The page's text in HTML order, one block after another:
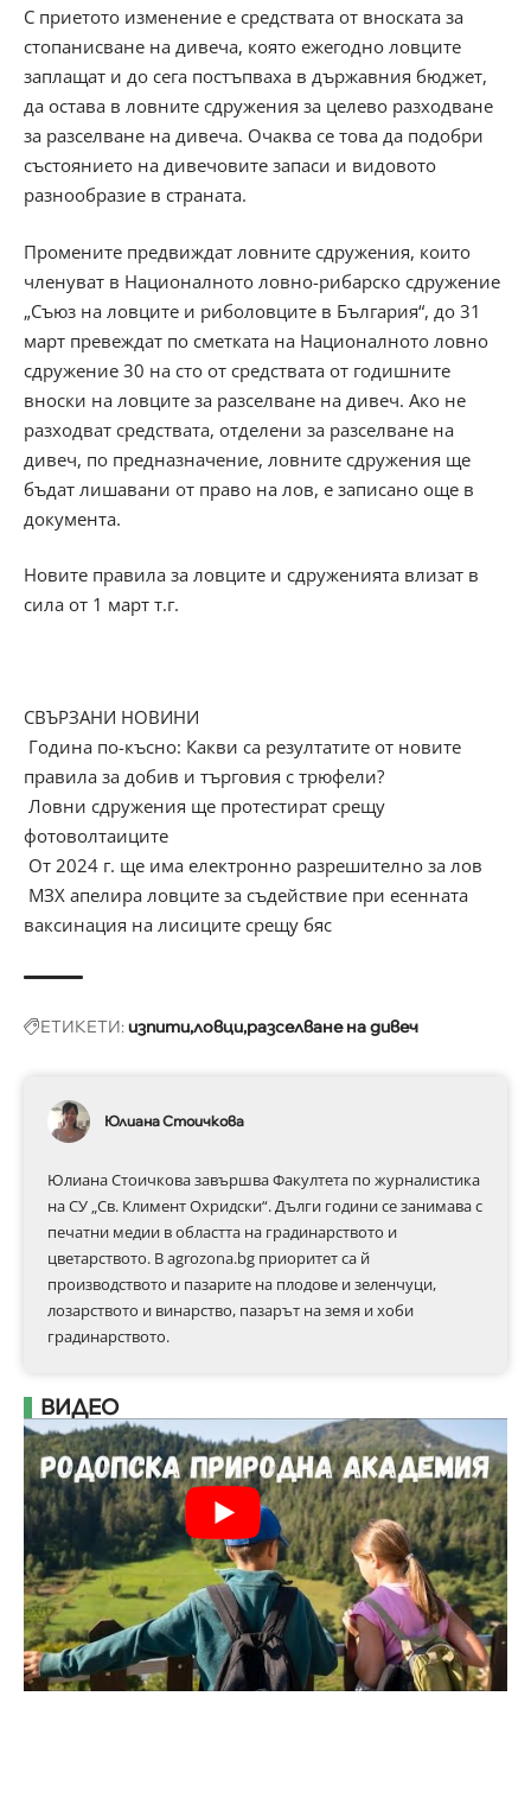
С приетото изменение е средствата от вноската за
стопанисване на дивеча, която ежегодно ловците
заплащат и до сега постъпваха в държавния бюджет,
да остава в ловните сдружения за целево разходване
за разселване на дивеча. Очаква се това да подобри
състоянието на дивечовите запаси и видовото
разнообразие в страната.
Промените предвиждат ловните сдружения, които
членуват в Националното ловно-рибарско сдружение
„Съюз на ловците и риболовците в България“, до 31
март превеждат по сметката на Националното ловно
сдружение 30 на сто от средствата от годишните
вноски на ловците за разселване на дивеч. Ако не
разходват средствата, отделени за разселване на
дивеч, по предназначение, ловните сдружения ще
бъдат лишавани от право на лов, е записано още в
документа.
Новите правила за ловците и сдруженията влизат в
сила от 1 март т.г.
СВЪРЗАНИ НОВИНИ
Година по-късно: Какви са резултатите от новите
правила за добив и търговия с трюфели?
Ловни сдружения ще протестират срещу
фотоволтаиците
От 2024 г. ще има електронно разрешително за лов
МЗХ апелира ловците за съдействие при есенната
ваксинация на лисиците срещу бяс
ЕТИКЕТИ:изпитиловци разселване на дивеч
Юлиана Стоичкова
Юлиана Стоичкова завършва Факултета по журналистика
на СУ „Св. Климент Охридски“. Дълги години се занимава с
печатни медии в областта на градинарството и
цветарството. В agrozona.bg приоритет са й
производството и пазарите на плодове и зеленчуци,
лозарството и винарство, пазарът на земя и хоби
градинарството.
ВИДЕО